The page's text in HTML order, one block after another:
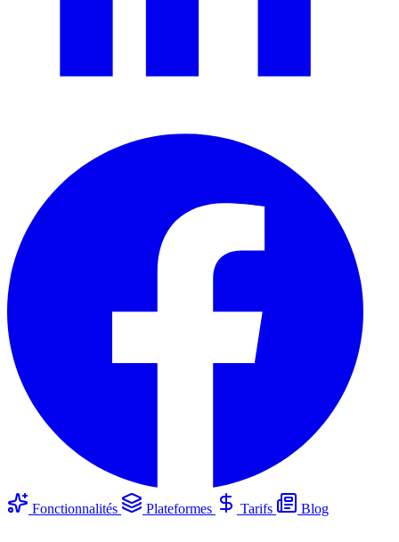
Fonctionnalités Plateformes Tarifs Blog